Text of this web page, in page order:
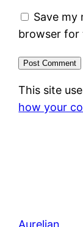
Save my
browser for
This site
how your
Aurelian